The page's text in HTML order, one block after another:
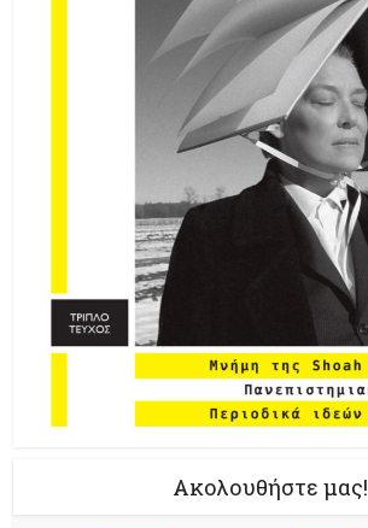
Ακολουθήστε μας!